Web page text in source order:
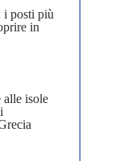
i posti più
in
alle isole